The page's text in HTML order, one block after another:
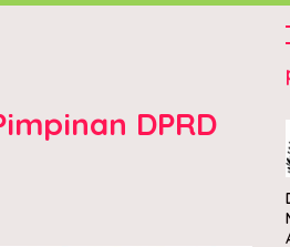
DPRD